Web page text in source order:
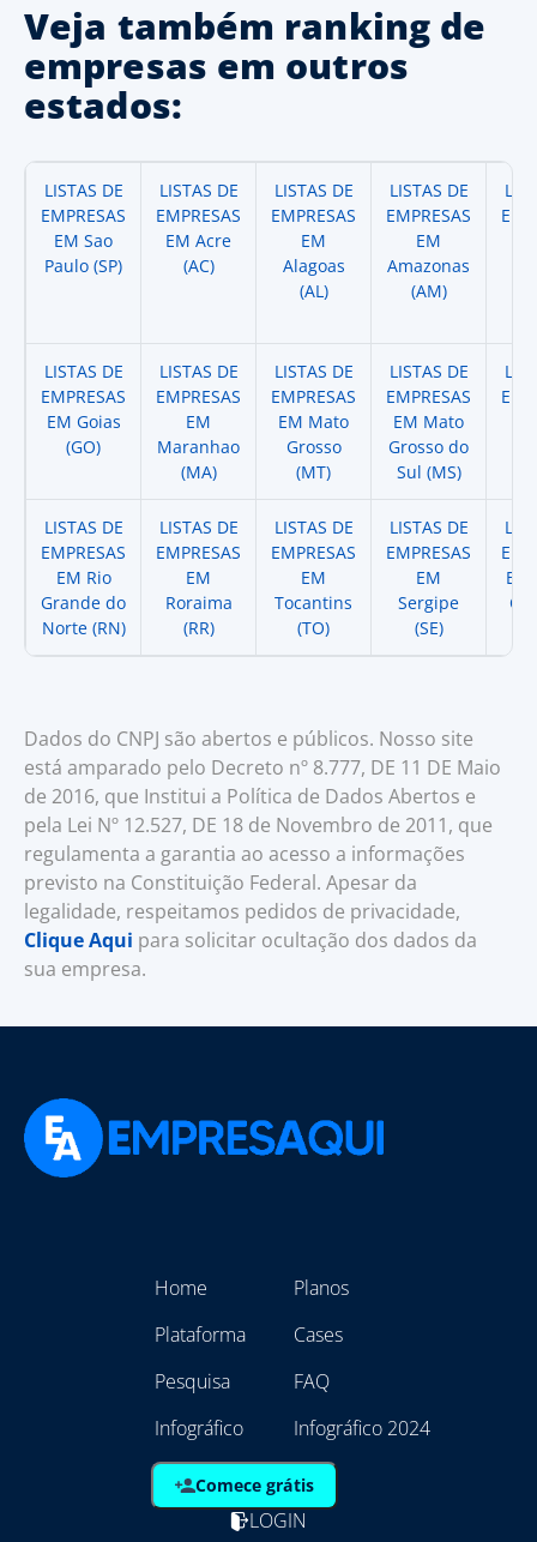
Veja também ranking de
empresas em outros
estados:
LISTAS DE
EMPRESAS
EM Sao
Paulo (SP)
LISTAS DE
EMPRESAS
EM Acre
(AC)
LISTAS DE
EMPRESAS
EM
Alagoas
(AL)
LISTAS DE
EMPRESAS
EM
Amazonas
(AM)
LISTAS DE
EMPRESAS
EM Goias
(GO)
LISTAS DE
EMPRESAS
EM
Maranhao
(MA)
LISTAS DE
EMPRESAS
EM Mato
Grosso
(MT)
LISTAS DE
EMPRESAS
EM Mato
Grosso do
Sul (MS)
LISTAS DE
EMPRESAS
EM Rio
Grande do
Norte (RN)
LISTAS DE
EMPRESAS
EM
Roraima
(RR)
LISTAS DE
EMPRESAS
EM
Tocantins
(TO)
LISTAS DE
EMPRESAS
EM
Sergipe
(SE)
EM
Dados do CNPJ são abertos e públicos. Nosso site
está amparado pelo Decreto nº 8.777, DE 11 DE Maio
de 2016, que Institui a Política de Dados Abertos e
pela Lei Nº 12.527, DE 18 de Novembro de 2011, que
regulamenta a garantia ao acesso a informações
previsto na Constituição Federal. Apesar da
legalidade, respeitamos pedidos de privacidade,
Clique Aqui para solicitar ocultação dos dados da
sua empresa.
Home
Plataforma
Pesquisa
Infográfico
Planos
Cases
FAQ
Infográfico 2024
Comece grátis
LOGIN